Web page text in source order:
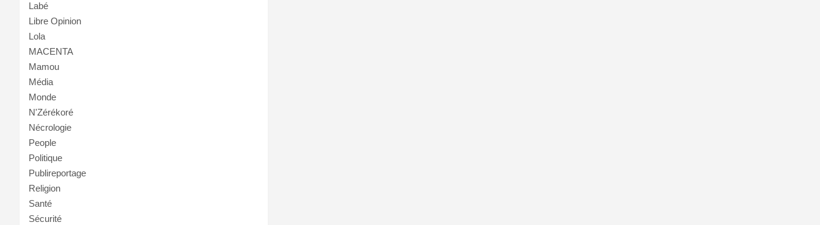
Labé
Libre Opinion
Lola
MACENTA
Mamou
Média
Monde
N'Zérékoré
Nécrologie
People
Politique
Publireportage
Religion
Santé
Sécurité